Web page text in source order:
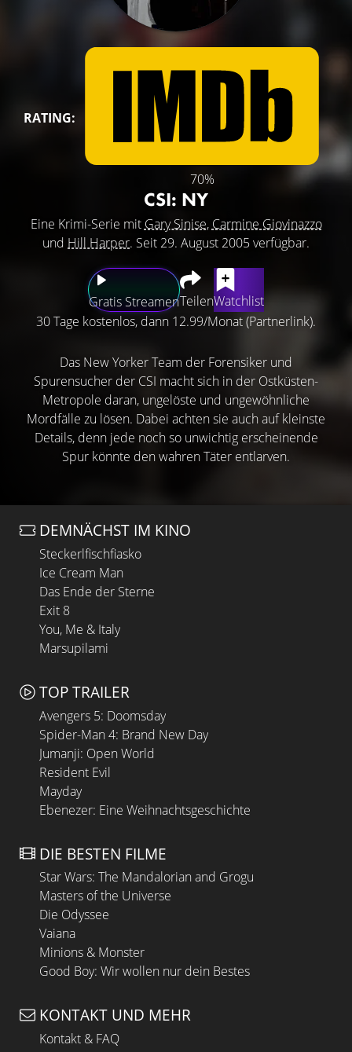
RATING:
70%
CSI: NY
Eine Krimi-Serie mit Gary Sinise, Carmine Giovinazzo
und Hill Harper. Seit 29. August 2005 verfügbar.
Gratis StreamenTeilenWatchlist
30 Tage kostenlos, dann 12.99/Monat (Partnerlink).
Das New Yorker Team der Forensiker und
Spurensucher der CSI macht sich in der Ostküsten-
Metropole daran, ungelöste und ungewöhnliche
Mordfälle zu lösen. Dabei achten sie auch auf kleinste
Details, denn jede noch so unwichtig erscheinende
Spur könnte den wahren Täter entlarven.
DEMNÄCHST IM KINO
Steckerlfischfiasko
Ice Cream Man
Das Ende der Sterne
Exit 8
You, Me & Italy
Marsupilami
TOP TRAILER
Avengers 5: Doomsday
Spider-Man 4: Brand New Day
Jumanji: Open World
Resident Evil
Mayday
Ebenezer: Eine Weihnachtsgeschichte
DIE BESTEN FILME
Star Wars: The Mandalorian and Grogu
Masters of the Universe
Die Odyssee
Vaiana
Minions & Monster
Good Boy: Wir wollen nur dein Bestes
KONTAKT UND MEHR
Kontakt & FAQ